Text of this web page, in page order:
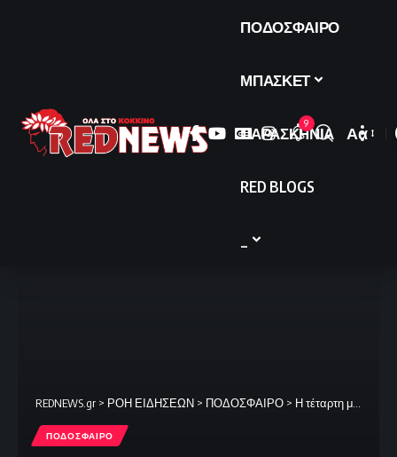
ΠΟΔΟΣΦΑΙΡΟ
ΜΠΑΣΚΕΤ
ΠΑΡΑΣΚΗΝΙΑ
RED BLOGS
9
Font
Αα
REDNEWS.gr > ΡΟΗ ΕΙΔΗΣΕΩΝ > ΠΟΔΟΣΦΑΙΡΟ > Η τέταρτη μεταγραφή ο Ντουρμισάϊ
ΠΟΔΟΣΦΑΙΡΟ